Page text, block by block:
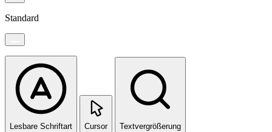
Standard
Lesbare Schriftart Cursor Textvergrößerung